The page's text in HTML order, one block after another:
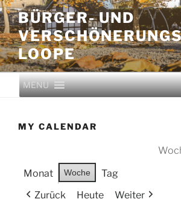
BÜRGER- UND
LOOPE
MENU
MY CALENDAR
Monat
Woche
Tag
Zurück
Heute Weiter